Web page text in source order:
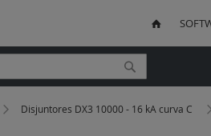
Pesquisa
Disjuntores DX3 10000 - 16 kA curva C